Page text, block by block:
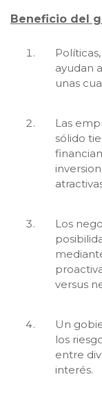
Beneficio del
ayudan
unas
Las
sólido
Los
versus
Un
los
entre
interés.